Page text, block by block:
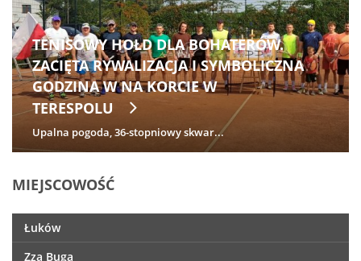
TENISOWY HOŁD DLA BOHATERÓW.
ZACIĘTA RYWALIZACJA I SYMBOLICZNA
GODZINA W NA KORCIE W
TERESPOLU
Upalna pogoda, 36-stopniowy skwar...
MIEJSCOWOŚĆ
Łuków
Zza Buga